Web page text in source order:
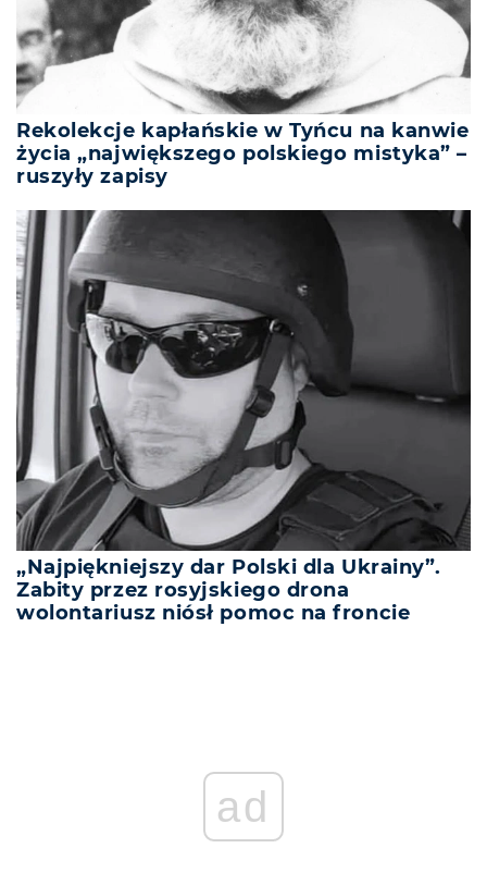
Rekolekcje kapłańskie w Tyńcu na kanwie
życia „największego polskiego mistyka” –
ruszyły zapisy
„Najpiękniejszy dar Polski dla Ukrainy”.
Zabity przez rosyjskiego drona
wolontariusz niósł pomoc na froncie
ad